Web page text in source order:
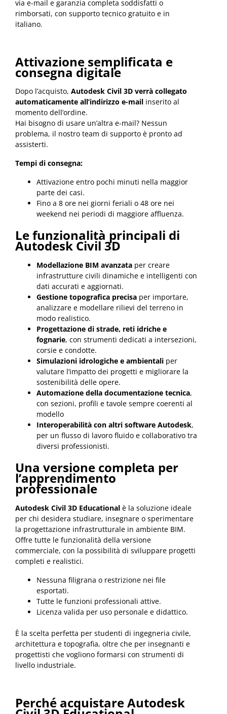
via e-mail e garanzia completa soddisfatti o
rimborsati, con supporto tecnico gratuito e in
italiano.
Attivazione semplificata e
consegna digitale
Dopo l’acquisto, Autodesk Civil 3D verrà collegato
automaticamente all’indirizzo e-mail inserito al
momento dell’ordine.
Hai bisogno di usare un’altra e-mail? Nessun
problema, il nostro team di supporto è pronto ad
assisterti.
Tempi di consegna:
Attivazione entro pochi minuti nella maggior
parte dei casi.
Fino a 8 ore nei giorni feriali o 48 ore nei
weekend nei periodi di maggiore affluenza.
Le funzionalità principali di
Autodesk Civil 3D
Modellazione BIM avanzata per creare
infrastrutture civili dinamiche e intelligenti con
dati accurati e aggiornati.
Gestione topografica precisa per importare,
analizzare e modellare rilievi del terreno in
modo realistico.
Progettazione di strade, reti idriche e
fognarie, con strumenti dedicati a intersezioni,
corsie e condotte.
Simulazioni idrologiche e ambientali per
valutare l’impatto dei progetti e migliorare la
sostenibilità delle opere.
Automazione della documentazione tecnica,
con sezioni, profili e tavole sempre coerenti al
modello
Interoperabilità con altri software Autodesk,
per un flusso di lavoro fluido e collaborativo tra
diversi professionisti.
Una versione completa per
l’apprendimento
professionale
Autodesk Civil 3D Educational è la soluzione ideale
per chi desidera studiare, insegnare o sperimentare
la progettazione infrastrutturale in ambiente BIM.
Offre tutte le funzionalità della versione
commerciale, con la possibilità di sviluppare progetti
completi e realistici.
Nessuna filigrana o restrizione nei file
esportati.
Tutte le funzioni professionali attive.
Licenza valida per uso personale e didattico.
È la scelta perfetta per studenti di ingegneria civile,
architettura e topografia, oltre che per insegnanti e
progettisti che vogliono formarsi con strumenti di
livello industriale.
Perché acquistare Autodesk